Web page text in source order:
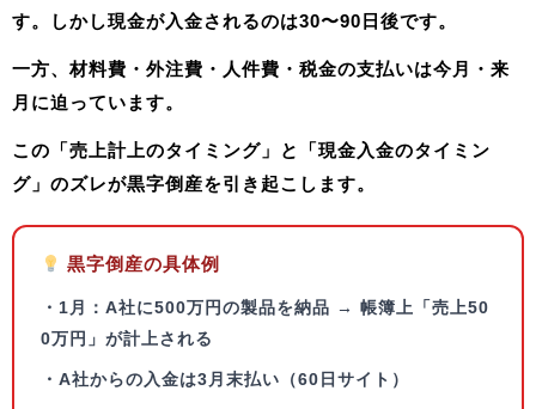
す。しかし現金が入金されるのは30〜90日後です。
一方、材料費・外注費・人件費・税金の支払いは今月・来
月に迫っています。
この 「売上計上のタイミング」と「現金入金のタイミン
グ」のズレが黒字倒産を引き起こします。
黒字倒産の具体例
・1月：A社に500万円の製品を納品 → 帳簿上「売上50
0万円」が計上される
・A社からの入金は3月末払い（60日サイト）